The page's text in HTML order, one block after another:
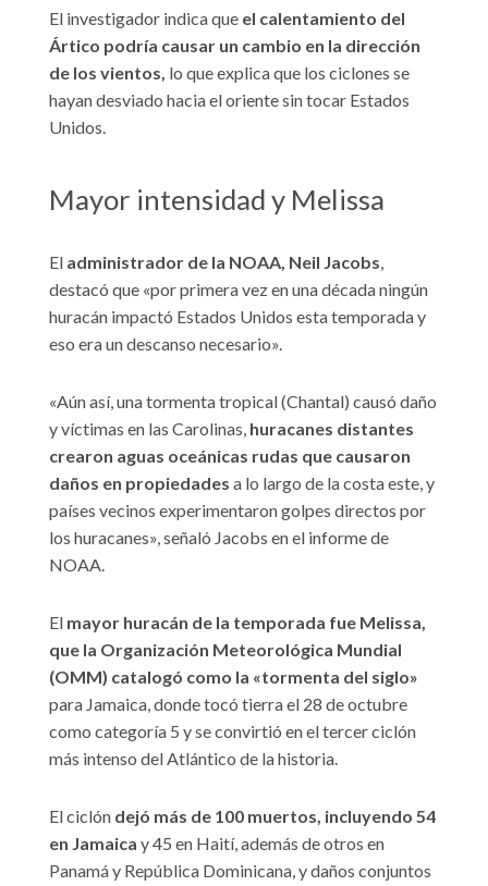
El investigador indica que el calentamiento del
Ártico podría causar un cambio en la dirección
de los vientos, lo que explica que los ciclones se
hayan desviado hacia el oriente sin tocar Estados
Unidos.
Mayor intensidad y Melissa
El administrador de la NOAA, Neil Jacobs,
destacó que «por primera vez en una década ningún
huracán impactó Estados Unidos esta temporada y
eso era un descanso necesario».
«Aún así, una tormenta tropical (Chantal) causó daño
y víctimas en las Carolinas, huracanes distantes
crearon aguas oceánicas rudas que causaron
daños en propiedades a lo largo de la costa este, y
países vecinos experimentaron golpes directos por
los huracanes», señaló Jacobs en el informe de
NOAA.
El mayor huracán de la temporada fue Melissa,
que la Organización Meteorológica Mundial
(OMM) catalogó como la «tormenta del siglo»
para Jamaica, donde tocó tierra el 28 de octubre
como categoría 5 y se convirtió en el tercer ciclón
más intenso del Atlántico de la historia.
El ciclón dejó más de 100 muertos, incluyendo 54
en Jamaica y 45 en Haití, además de otros en
Panamá y República Dominicana, y daños conjuntos